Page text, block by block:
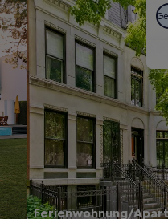
Ferienwohnung/